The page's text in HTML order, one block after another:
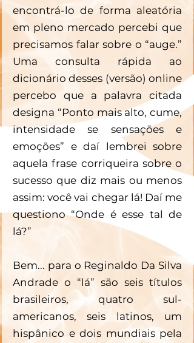
encontrá-lo de forma aleatória
em pleno mercado percebi que
precisamos falar sobre o “auge.”
Uma consulta rápida ao
dicionário desses (versão) online
percebo que a palavra citada
designa “Ponto mais alto, cume,
intensidade se sensações e
emoções” e daí lembrei sobre
aquela frase corriqueira sobre o
sucesso que diz mais ou menos
assim: você vai chegar lá! Daí me
questiono “Onde é esse tal de
lá?”
Bem... para o Reginaldo Da Silva
Andrade o “lá” são seis títulos
brasileiros, quatro sul-
americanos, seis latinos, um
hispânico e dois mundiais pela